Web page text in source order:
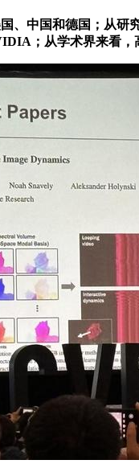
中国和德国；从研
；从学术界来看